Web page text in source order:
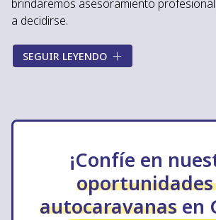
brindaremos asesoramiento
a decidirse.
Disponemos de una gran variedad de
comprar autocaravanas de segunda
a unprecio inmejorable. Pero si lo
encontrará en nuestro gran abanico de
. Sea cual sea su elección, ¡los
están garantizados conCaravanas
SEGUIR LEYENDO
¡Confíe en
autocaravanasen